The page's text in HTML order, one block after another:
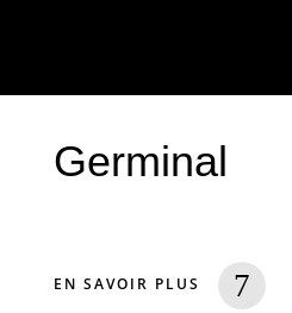
Germinal
EN SAVOIR PLUS